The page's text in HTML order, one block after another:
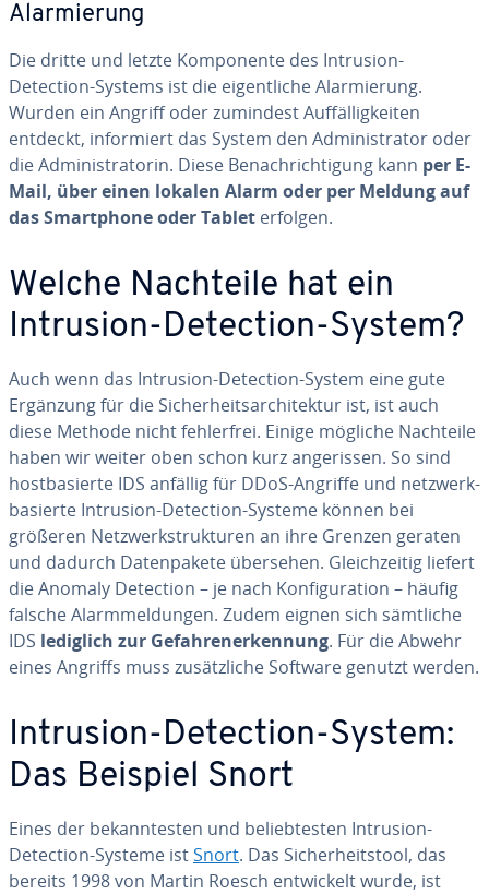
Alar­mie­rung
Die dritte und letzte Kom­po­nen­te des Intrusion-
Detection-Systems ist die ei­gent­li­che Alar­mie­rung.
Wurden ein Angriff oder zumindest Auf­fäl­lig­kei­ten
entdeckt, in­for­miert das System den Ad­mi­nis­tra­tor oder
die Ad­mi­nis­tra­to­rin. Diese Be­nach­rich­ti­gung kann per E-
Mail, über einen lokalen Alarm oder per Meldung auf
das Smart­phone oder Tablet erfolgen.
Welche Nachteile hat ein
Intrusion-Detection-System?
Auch wenn das Intrusion-Detection-System eine gute
Ergänzung für die Si­cher­heits­ar­chi­tek­tur ist, ist auch
diese Methode nicht feh­ler­frei. Einige mögliche Nachteile
haben wir weiter oben schon kurz an­ge­ris­sen. So sind
host­ba­sier­te IDS anfällig für DDoS-Angriffe und netz­werk­
ba­sier­te Intrusion-Detection-Systeme können bei
größeren Netz­werk­struk­tu­ren an ihre Grenzen geraten
und dadurch Da­ten­pa­ke­te übersehen. Gleich­zei­tig liefert
die Anomaly Detection – je nach Kon­fi­gu­ra­ti­on – häufig
falsche Alarm­mel­dun­gen. Zudem eignen sich sämtliche
IDS lediglich zur Ge­fah­re­n­er­ken­nung. Für die Abwehr
eines Angriffs muss zu­sätz­li­che Software genutzt werden.
Intrusion-Detection-System:
Das Beispiel Snort
Eines der be­kann­tes­ten und be­lieb­tes­ten Intrusion-
Detection-Systeme istSnort. Das Si­cher­heits­tool, das
bereits 1998 von Martin Roesch ent­wi­ckelt wurde, ist